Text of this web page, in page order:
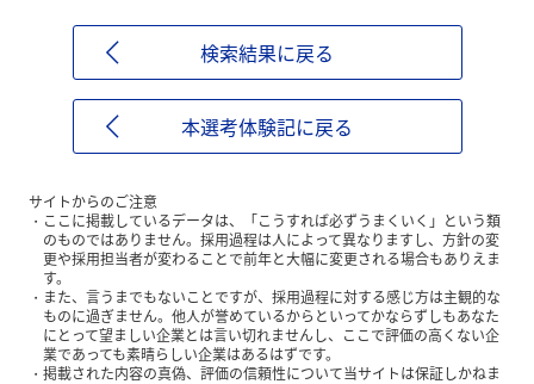
検索結果に戻る
本選考体験記に戻る
サイトからのご注意
ここに掲載しているデータは、「こうすれば必ずうまくいく」という類
のものではありません。採用過程は人によって異なりますし、方針の変
更や採用担当者が変わることで前年と大幅に変更される場合もありえま
す。
また、言うまでもないことですが、採用過程に対する感じ方は主観的な
ものに過ぎません。他人が誉めているからといってかならずしもあなた
にとって望ましい企業とは言い切れませんし、ここで評価の高くない企
業であっても素晴らしい企業はあるはずです。
掲載された内容の真偽、評価の信頼性について当サイトは保証しかねま